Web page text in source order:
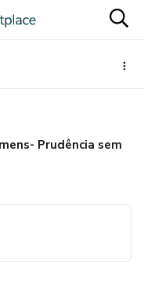
Prudência sem